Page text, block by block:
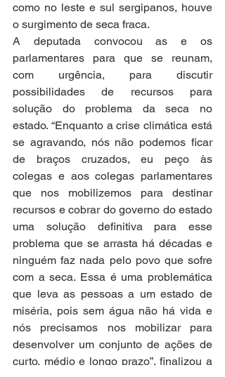
como no leste e sul sergipanos, houve
o surgimento de seca fraca.
A deputada convocou as e os
parlamentares para que se reunam,
com urgência, para discutir
possibilidades de recursos para
solução do problema da seca no
estado. “Enquanto a crise climática está
se agravando, nós não podemos ficar
de braços cruzados, eu peço às
colegas e aos colegas parlamentares
que nos mobilizemos para destinar
recursos e cobrar do governo do estado
uma solução definitiva para esse
problema que se arrasta há décadas e
ninguém faz nada pelo povo que sofre
com a seca. Essa é uma problemática
que leva as pessoas a um estado de
miséria, pois sem água não há vida e
nós precisamos nos mobilizar para
desenvolver um conjunto de ações de
curto, médio e longo prazo”, finalizou a